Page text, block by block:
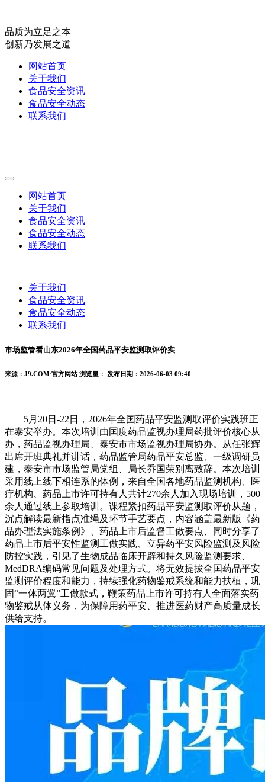
品质为立足之本
创新乃发展之道
网站首页
关于我们
食品安全资讯
食品安全动态
联系我们
网站首页
关于我们
食品安全资讯
食品安全动态
联系我们
关于我们
食品安全资讯
食品安全动态
联系我们
市场监管看山东2026年全国药品平安监测取评价实
来源：J9.COM·官方网站 浏览量： 发布日期：2026-06-03 09:40
5月20日-22日，2026年全国药品平安监测取评价实践班正
在泰安举办。本次培训由国度药品监视办理局药批评价核心从
办，药品监视办理局、泰安市市场监视办理局协办。从任张辉
出席开班典礼并讲话，药品监管局药品平安总监、一级调研员
建，泰安市市场监管局党组、局长乔国荣别离致辞。本次培训
采用线上线下相连系的体例，来自全国各地药品监测机构、医
疗机构、药品上市许可持有人共计270余人加入现场培训，500
余人通过线上参取培训。课程紧扣药品平安监测取评价从题，
沉点解读最新指点准绳及环节手艺要点，内容涵盖最新版《药
品办理法实施条例》、药品上市后监督工做要点、同时分享了
药品上市后平安性监测工做实践、立异药平安风险监测及风险
防控实践，引见了生物成品临床开辟和持久风险监测要求、
MedDRA编码常见问题及处理方式。将无效提拔全国药品平安
监测评价程度和能力，持续强化药物鉴戒系统和能力扶植，巩
固“一体两翼”工做款式，鞭策药品上市许可持有人全面落实药
物鉴戒从体义务，为保障用药平安、推进医药财产高质量成长
供给支持。